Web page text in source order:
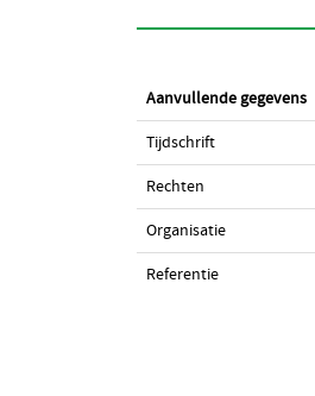
Aanvullende gegevens
Tijdschrift
Rechten
Organisatie
Referentie